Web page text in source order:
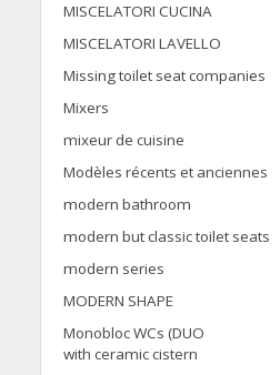
MISCELATORI CUCINA
MISCELATORI LAVELLO
Missing toilet seat companies
Mixers
mixeur de cuisine
Modèles récents et anciennes
modern bathroom
modern but classic toilet seats
modern series
MODERN SHAPE
Monobloc WCs (DUO
with ceramic cistern